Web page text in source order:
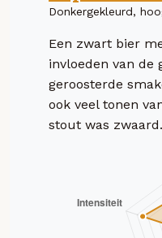
Donkergekleurd,
Een zwart bier
invloeden van de
geroosterde
ook veel tonen
stout was